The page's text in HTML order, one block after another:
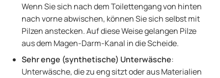
Wenn Sie sich nach dem Toilettengang von hinten
nach vorne abwischen, können Sie sich selbst mit
Pilzen anstecken. Auf diese Weise gelangen Pilze
aus dem Magen-Darm-Kanal in die Scheide.
Sehr enge (synthetische) Unterwäsche:
Unterwäsche, die zu eng sitzt oder aus Materialien